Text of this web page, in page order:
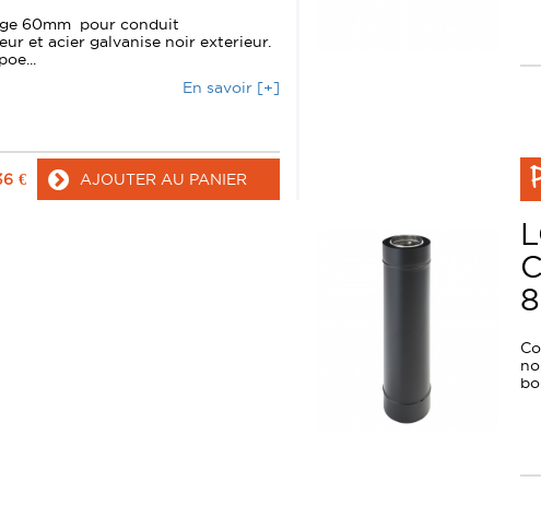
60mm pour conduit
et acier galvanise noir exterieur.
En savoir [+]
€ AJOUTER AU PANIER